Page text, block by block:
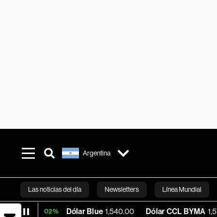
Argentina
Las noticias del día Newsletters Línea Mundial
Bloomberg
Dólar Blue 1,540.00 Dólar CCL BYMA 1,575.06